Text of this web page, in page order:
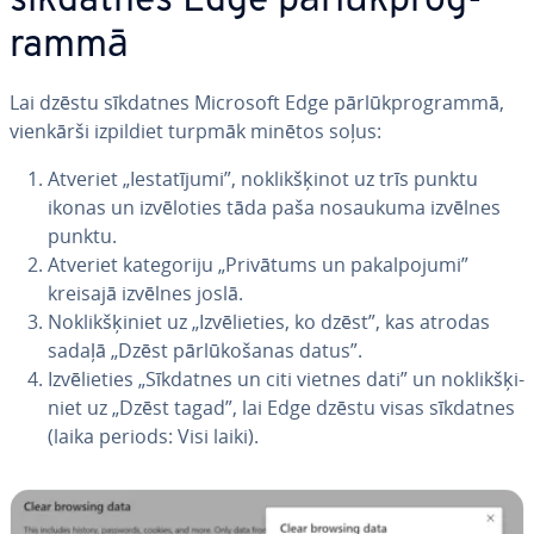
ram­mā
Lai dzēstu sīkdatnes Microsoft Edge pār­lūkprog­ram­mā,
vienkārši izpildiet turpmāk minētos soļus:
Atveriet „Ie­sta­tī­ju­mi”, no­klik­šķi­not uz trīs punktu
ikonas un iz­vē­lo­ties tāda paša nosaukuma izvēlnes
punktu.
Atveriet ka­te­go­ri­ju „Privātums un pa­kal­po­ju­mi”
kreisajā izvēlnes joslā.
No­klik­šķi­niet uz „Iz­vē­lie­ties, ko dzēst”, kas atrodas
sadaļā „Dzēst pār­lū­ko­ša­nas datus”.
Iz­vē­lie­ties „Sīkdatnes un citi vietnes dati” un no­klik­šķi­
niet uz „Dzēst tagad”, lai Edge dzēstu visas sīkdatnes
(laika periods: Visi laiki).